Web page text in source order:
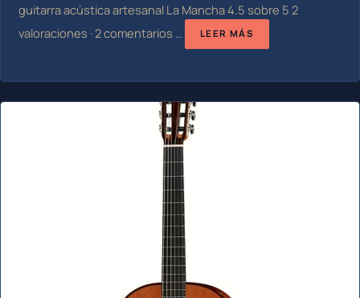
guitarra acústica artesanal La Mancha 4.5 sobre 5 2
valoraciones · 2 comentarios …
LEER MÁS